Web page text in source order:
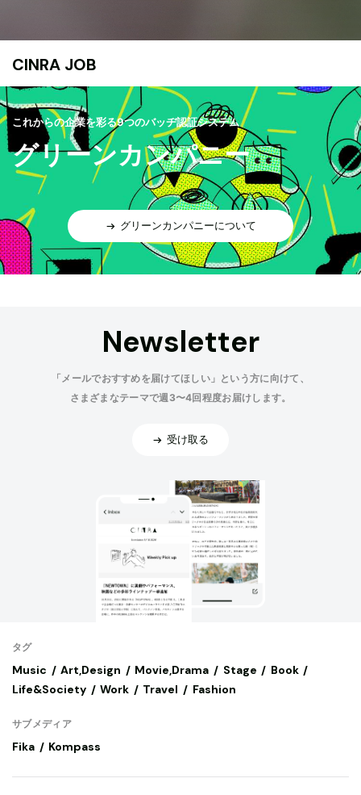
CINRA JOB
これからの企業を彩る9つのバッヂ認証システム
グリーンカンパニー
グリーンカンパニーについて
Newsletter
「メールでおすすめを届けてほしい」という方に向けて、
さまざまなテーマで週3〜4回程度お届けします。
受け取る
タグ
Music Art,Design Movie,Drama Stage
Book
Life&Society
Work Travel Fashion
サブメディア
Fika Kompass